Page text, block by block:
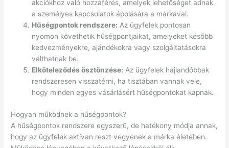
akciókhoz való hozzáférés, amelyek lehetőséget adnak
a személyes kapcsolatok ápolására a márkával.
Hűségpontok rendszere: Az ügyfelek pontosan
nyomon követhetik hűségpontjaikat, amelyeket később
kedvezményekre, ajándékokra vagy szolgáltatásokra
válthatnak be.
Elköteleződés ösztönzése: Az ügyfelek hajlandóbbak
rendszeresen visszatérni, ha tisztában vannak vele,
hogy minden egyes vásárlásért hűségpontokat kapnak.
Hogyan működnek a hűségpontok?
A hűségpontok rendszere egyszerű, de hatékony módja annak,
hogy az ügyfelek aktívan részt vegyenek a márka életében.